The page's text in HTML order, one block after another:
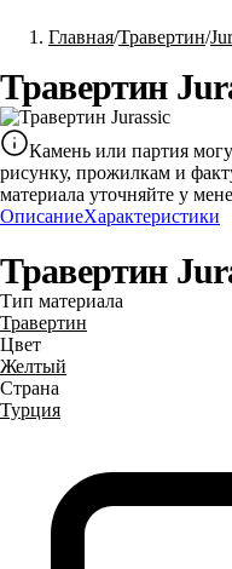
Главная Травертин
Травертин
Камень или партия
рисунку, прожилкам и
материала уточняйте у
ОписаниеХарактеристики
Травертин
Тип материала
Травертин
Цвет
Желтый
Страна
Турция